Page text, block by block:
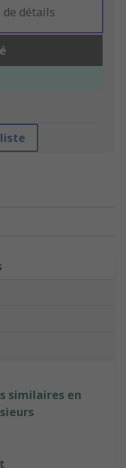
détails
similaires en